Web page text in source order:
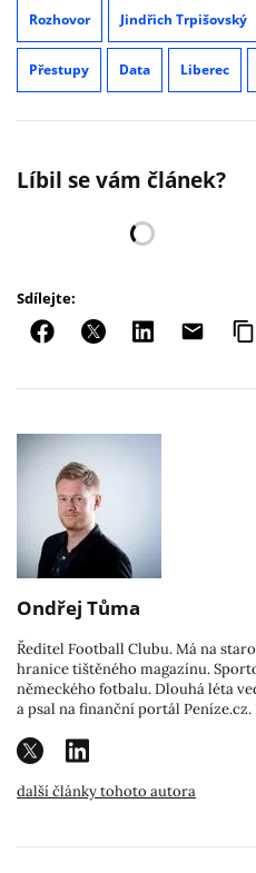
Rozhovor Jindřich Trpišovský
Přestupy Data Liberec
Líbil se vám článek?
Sdílejte:
Ondřej Tůma
Ředitel Football Clubu. Má na
hranice tištěného magazínu.
německého fotbalu. Dlouhá léta
a psal na finanční portál
další články tohoto autora